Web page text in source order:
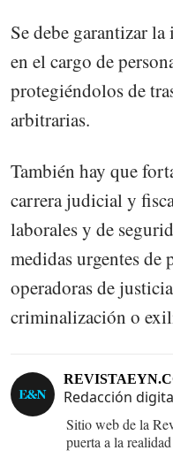
Se debe garantizar
en el cargo de
protegiéndolos de
arbitrarias.
También hay que
carrera judicial y
laborales y de
medidas urgentes de
operadoras de
criminalización o
Redacción
Sitio web de la
puerta a la